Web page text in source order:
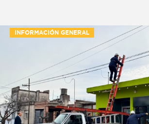
INFORMACIÓN GENERAL